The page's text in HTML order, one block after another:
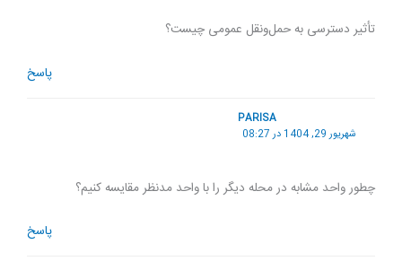
تأثیر دسترسی به حمل‌ونقل عمومی چیست؟
پاسخ
PARISA
شهریور 29, 1404 در 08:27
چطور واحد مشابه در محله دیگر را با واحد مدنظر مقایسه کنیم؟
پاسخ